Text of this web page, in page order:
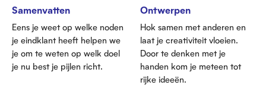
Samenvatten
Eens je weet op welke noden
je eindklant heeft helpen we
je om te weten op welk doel
je nu best je pijlen richt.
Ontwerpen
Hok samen met anderen en
laat je creativiteit vloeien.
Door te denken met je
handen kom je meteen tot
rijke ideeën.